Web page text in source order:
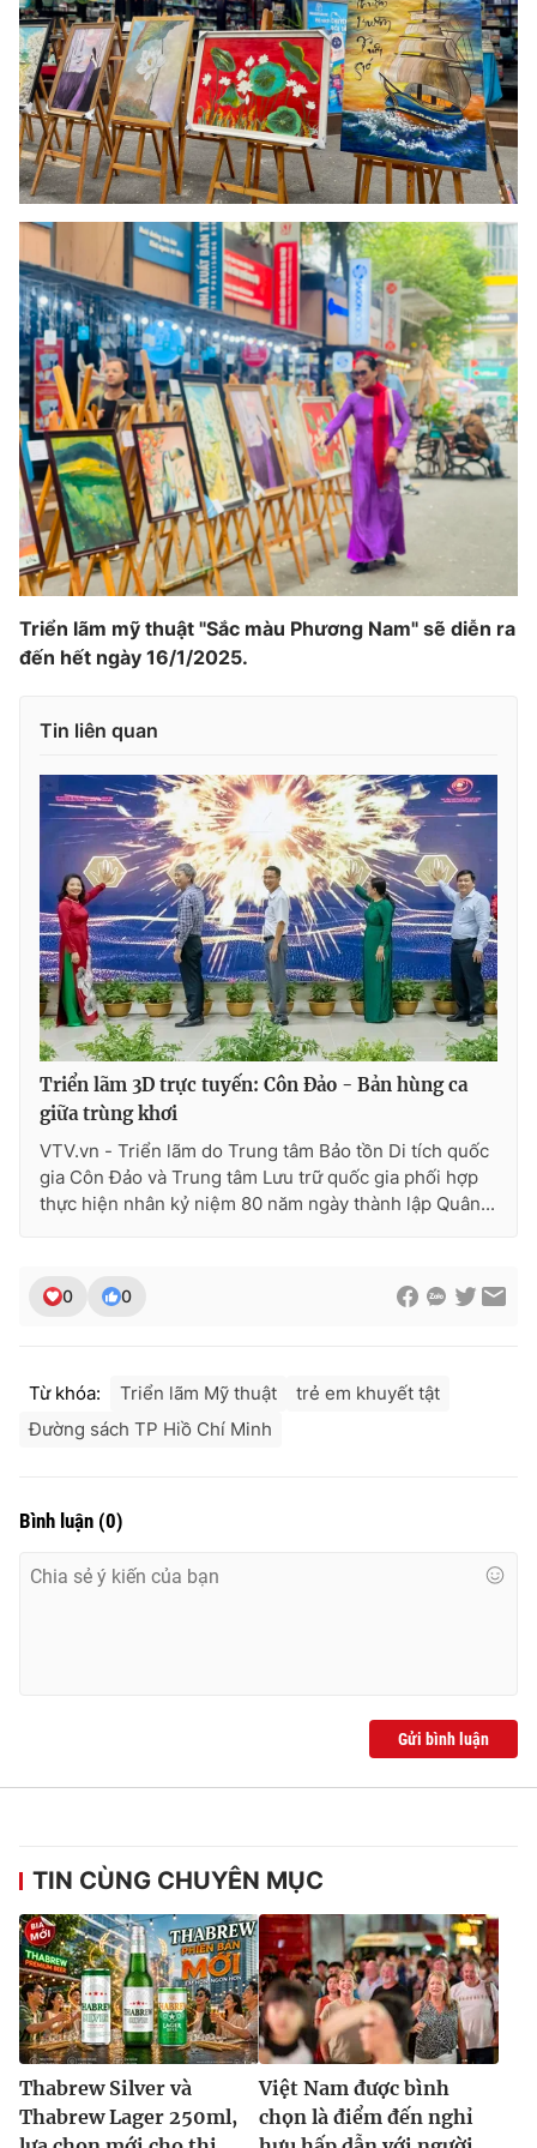
Triển lãm mỹ thuật "Sắc màu Phương Nam" sẽ diễn ra
đến hết ngày 16/1/2025.
Tin liên quan
Triển lãm 3D trực tuyến: Côn Đảo - Bản hùng ca
giữa trùng khơi
VTV.vn - Triển lãm do Trung tâm Bảo tồn Di tích quốc
gia Côn Đảo và Trung tâm Lưu trữ quốc gia phối hợp
thực hiện nhân kỷ niệm 80 năm ngày thành lập Quân...
0 0
Từ khóa: Triển lãm Mỹ thuật
trẻ em khuyết tật
Đường sách TP Hiồ Chí Minh
Bình luận (0)
Gửi bình luận
TIN CÙNG CHUYÊN MỤC
Thabrew Silver và
Thabrew Lager 250ml,
Việt Nam được bình
chọn là điểm đến nghỉ